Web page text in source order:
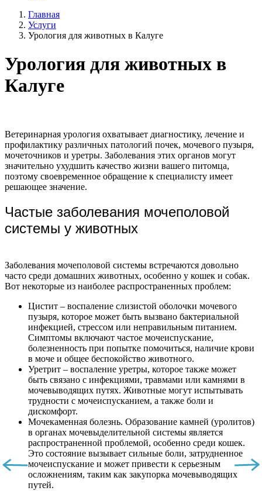
Главная
Услуги
Урология для животных в Калуге
Урология для животных в
Калуге
Ветеринарная урология охватывает диагностику, лечение и
профилактику различных патологий почек, мочевого пузыря,
мочеточников и уретры. Заболевания этих органов могут
значительно ухудшить качество жизни вашего питомца,
поэтому своевременное обращение к специалисту имеет
решающее значение.
Частые заболевания мочеполовой
системы у животных
Заболевания мочеполовой системы встречаются довольно
часто среди домашних животных, особенно у кошек и собак.
Вот некоторые из наиболее распространенных проблем:
Цистит – воспаление слизистой оболочки мочевого
пузыря, которое может быть вызвано бактериальной
инфекцией, стрессом или неправильным питанием.
Симптомы включают частое мочеиспускание,
болезненность при попытке помочиться, наличие крови
в моче и общее беспокойство животного.
Уретрит – воспаление уретры, которое также может
быть связано с инфекциями, травмами или камнями в
мочевыводящих путях. Животные могут испытывать
трудности с мочеиспусканием, а также боли и
дискомфорт.
Мочекаменная болезнь. Образование камней (уролитов)
в органах мочевыделительной системы является
распространенной проблемой, особенно среди кошек.
Это состояние вызывает сильные боли, затрудненное
мочеиспускание и может привести к серьезным
осложнениям, таким как закупорка мочевыводящих
путей.